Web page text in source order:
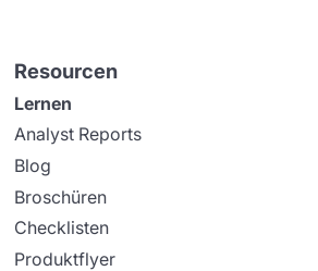
Resourcen
Lernen
Analyst Reports
Blog
Broschüren
Checklisten
Produktflyer